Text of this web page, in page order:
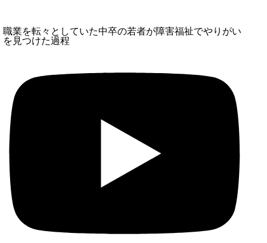
職業を転々としていた中卒の若者が障害福祉でやりがい
を見つけた過程